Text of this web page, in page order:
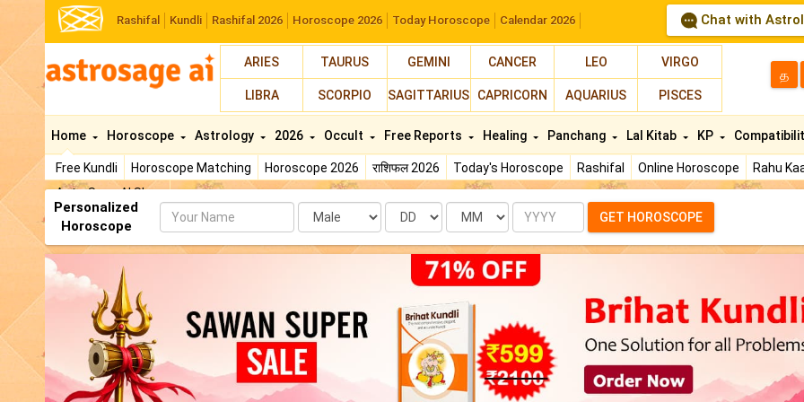
Rashifal Kundli Rashifal 2026 Horoscope 2026 Today Horoscope Calendar 2026 Chat with
ARIES TAURUS GEMINI CANCER LEO VIRGO
LIBRA SCORPIO SAGITTARIUS CAPRICORN AQUARIUS PISCES
த
Home
Free Kundli Horoscope Matching Horoscope 2026 राशिफल 2026 Today's Horoscope Rashifal Online Horoscope
Rahu
AstroSage AI Shop
Horoscope Astrology 2026 Occult Free Reports Healing Panchang Lal Kitab KP
Personalized
Horoscope
Name Date Month Year GET HOROSCOPE